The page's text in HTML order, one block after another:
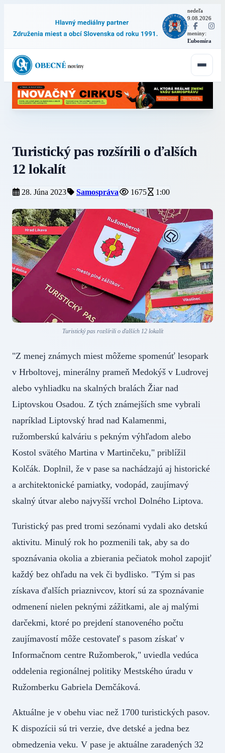
nedeľa
9.08.2026
·
meniny:
Ľubomíra
Turistický pas rozšírili o ďalších
12 lokalít
28. Júna 2023 Samospráva 1675 1:00
Turistický pas rozšírili o ďalších 12 lokalít
"Z menej známych miest môžeme spomenúť lesopark
v Hrboltovej, minerálny prameň Medokýš v Ludrovej
alebo vyhliadku na skalných bralách Žiar nad
Liptovskou Osadou. Z tých známejších sme vybrali
napríklad Liptovský hrad nad Kalamenmi,
ružomberskú kalváriu s pekným výhľadom alebo
Kostol svätého Martina v Martinčeku," priblížil
Kolčák. Doplnil, že v pase sa nachádzajú aj historické
a architektonické pamiatky, vodopád, zaujímavý
skalný útvar alebo najvyšší vrchol Dolného Liptova.
Turistický pas pred tromi sezónami vydali ako detskú
aktivitu. Minulý rok ho pozmenili tak, aby sa do
spoznávania okolia a zbierania pečiatok mohol zapojiť
každý bez ohľadu na vek či bydlisko. "Tým si pas
získava ďalších priaznivcov, ktorí sú za spoznávanie
odmenení nielen peknými zážitkami, ale aj malými
darčekmi, ktoré po prejdení stanoveného počtu
zaujímavostí môže cestovateľ s pasom získať v
Informačnom centre Ružomberok," uviedla vedúca
oddelenia regionálnej politiky Mestského úradu v
Ružomberku Gabriela Demčáková.
Aktuálne je v obehu viac než 1700 turistických pasov.
K dispozícii sú tri verzie, dve detské a jedna bez
obmedzenia veku. V pase je aktuálne zaradených 32